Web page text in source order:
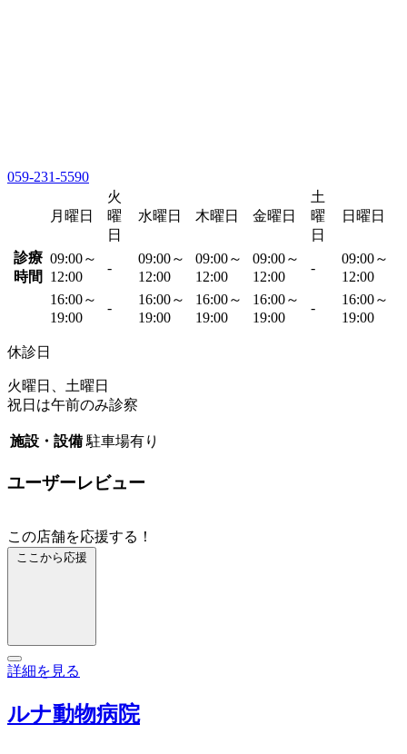
059-231-5590
月曜日
火
曜
日
水曜日 木曜日 金曜日
土
曜
日
日曜日
診療
時間
09:00～
12:00
-
09:00～
12:00
09:00～
12:00
09:00～
12:00
-
09:00～
12:00
16:00～
19:00
-
16:00～
19:00
16:00～
19:00
16:00～
19:00
-
16:00～
19:00
休診日
火曜日、土曜日
祝日は午前のみ診察
施設・設備 駐車場有り
ユーザーレビュー
この店舗を応援する！
ここから応援
詳細を見る
ルナ動物病院